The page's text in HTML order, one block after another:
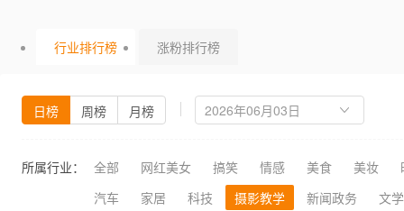
行业排行榜 涨粉排行榜
日榜 周榜 月榜
所属行业： 全部 网红美女 搞笑 情感 美食 美妆
汽车
家居 科技 摄影教学 新闻政务 文